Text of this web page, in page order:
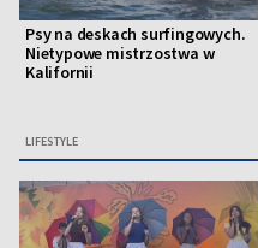
Psy na deskach surfingowych.
Nietypowe mistrzostwa w
Kalifornii
LIFESTYLE